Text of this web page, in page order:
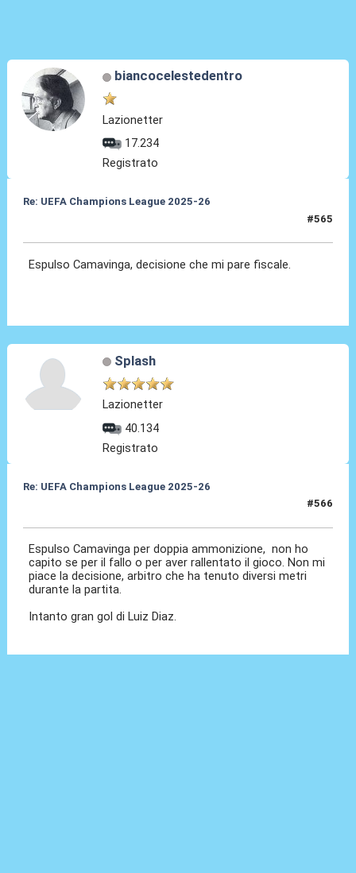
biancocelestedentro
Lazionetter
17.234
Registrato
Re: UEFA Champions League 2025-26
#565
Espulso Camavinga, decisione che mi pare fiscale.
Splash
Lazionetter
40.134
Registrato
Re: UEFA Champions League 2025-26
#566
Espulso Camavinga per doppia ammonizione, non ho
capito se per il fallo o per aver rallentato il gioco. Non mi
piace la decisione, arbitro che ha tenuto diversi metri
durante la partita.
Intanto gran gol di Luiz Diaz.